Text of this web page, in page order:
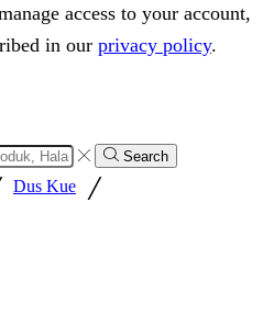
access to your account,
in our privacy policy.
Search
Dus Kue /